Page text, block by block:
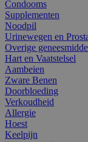
Condooms
Supplementen
Noodpil
Urinewegen en
Overige
Hart en Vaatstelsel
Aambeien
Zware Benen
Doorbloeding
Verkoudheid
Allergie
Hoest
Keelpijn